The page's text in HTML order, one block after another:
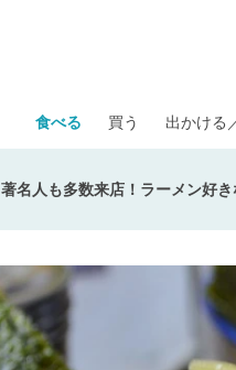
食べる 買う 出かける
著名人も多数来店！ラーメン好